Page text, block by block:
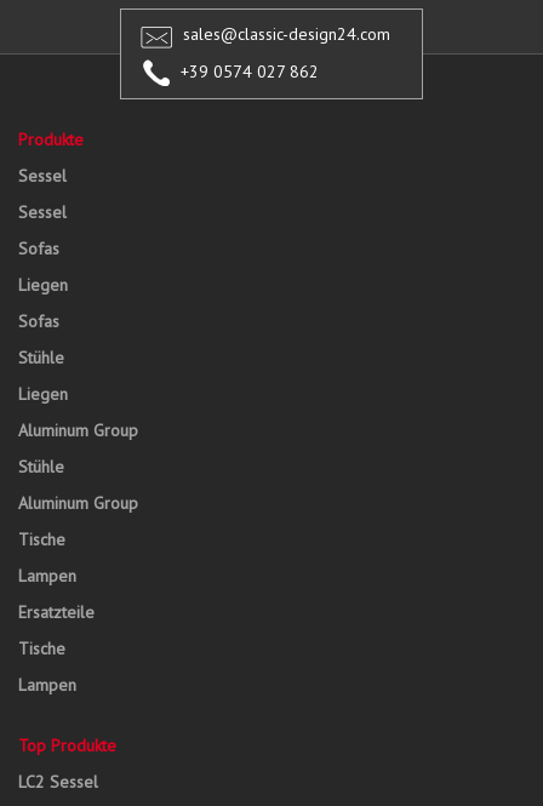
sales@classic-design24.com
+39 0574 027 862
Produkte
Sessel
Sessel
Sofas
Liegen
Sofas
Stühle
Liegen
Aluminum Group
Stühle
Aluminum Group
Tische
Lampen
Ersatzteile
Tische
Lampen
Top Produkte
LC2 Sessel